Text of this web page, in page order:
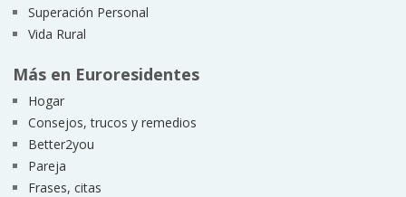
Superación Personal
Vida Rural
Más en Euroresidentes
Hogar
Consejos, trucos y remedios
Better2you
Pareja
Frases, citas